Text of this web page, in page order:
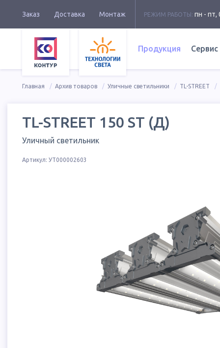
Заказ Доставка Монтаж РЕЖИМ РАБОТЫ: пн - пт,
Продукция Сервис
Главная Архив товаров Уличные светильники TL-STREET
TL-STREET 150 ST (Д)
Уличный светильник
Артикул: УТ000002603